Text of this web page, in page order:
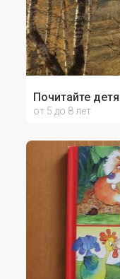
Почитайте
от 5 до 8 лет